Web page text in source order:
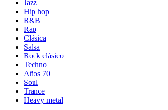
Jazz
Hip hop
R&B
Rap
Clásica
Salsa
Rock clásico
Techno
Años 70
Soul
Trance
Heavy metal